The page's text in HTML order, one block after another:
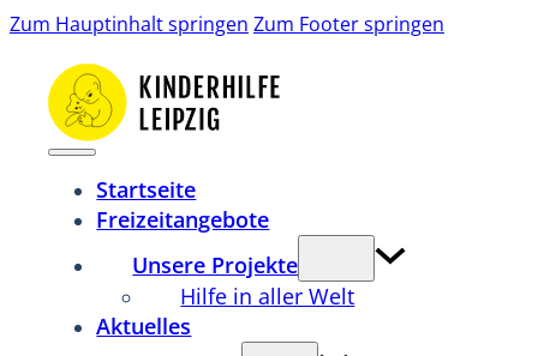
Zum Hauptinhalt springen Zum Footer springen
Startseite
Freizeitangebote
Unsere Projekte
Hilfe in aller Welt
Aktuelles